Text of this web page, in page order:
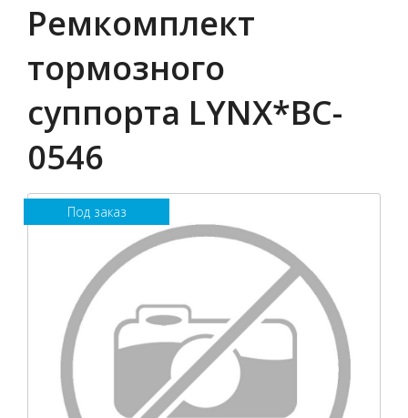
Ремкомплект
тормозного
суппорта LYNX*BC-
0546
Под заказ